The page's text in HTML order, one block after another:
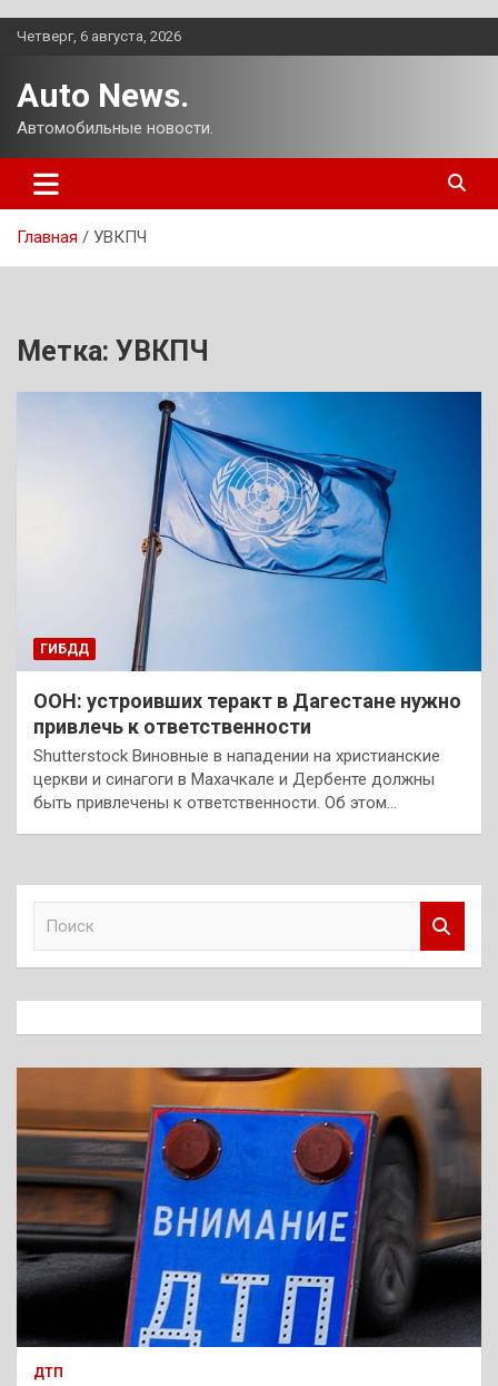
Перейти
Четверг, 6 августа, 2026
Auto News.
Автомобильные новости.
Главная УВКПЧ
Метка: УВКПЧ
ГИБДД
ООН: устроивших теракт в Дагестане нужно
привлечь к ответственности
Shutterstock Виновные в нападении на христианские
церкви и синагоги в Махачкале и Дербенте должны
быть привлечены к ответственности. Об этом…
к
ДТП